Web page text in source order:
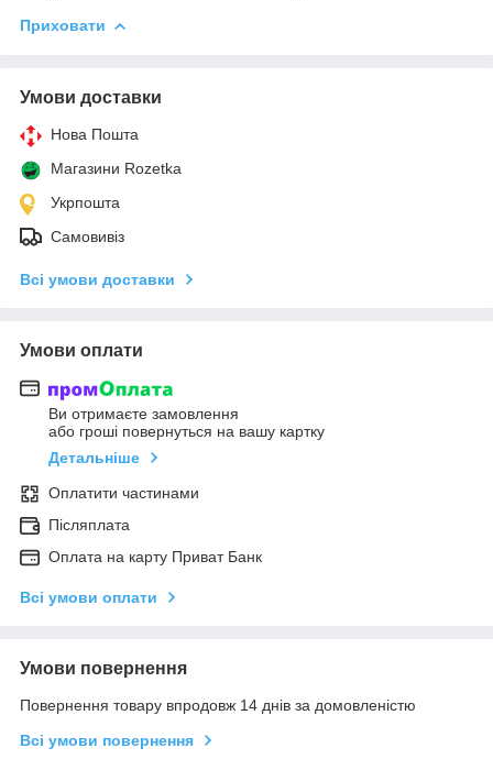
Приховати
Умови доставки
Нова Пошта
Магазини Rozetka
Укрпошта
Самовивіз
Всі умови доставки
Умови оплати
Ви отримаєте замовлення
або гроші повернуться на вашу картку
Детальніше
Оплатити частинами
Післяплата
Оплата на карту Приват Банк
Всі умови оплати
Умови повернення
Повернення товару впродовж 14 днів за домовленістю
Всі умови повернення